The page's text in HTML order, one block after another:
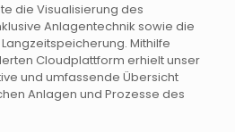
die Visualisierung des
Anlagentechnik sowie die
Mithilfe
Cloudplattform erhielt unser
und umfassende Übersicht
Anlagen und Prozesse des